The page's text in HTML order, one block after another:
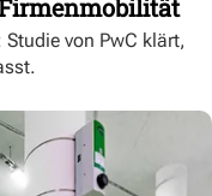
von PwC klärt,